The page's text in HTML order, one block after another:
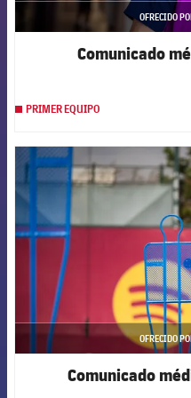
OFRECIDO
Comunicado
PRIMER EQUIPO
OFRECIDO
Comunicado